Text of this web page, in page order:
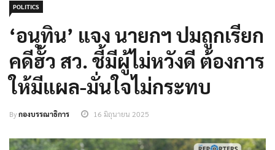
POLITICS
‘อนุทิน’ แจง นายกฯ ปมถูกเรียก
คดีฮั้ว สว. ชี้มีผู้ไม่หวังดี ต้องการ
ให้มีแผล-มั่นใจไม่กระทบ
Byกองบรรณาธิการ 16 มิถุนายน 2025